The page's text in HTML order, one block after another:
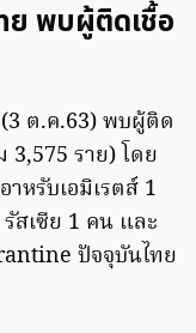
ย พบผู้ติดเชื้อ
ต.ค.63) พบผู้ติด
3,575 ราย) โดย
หรับเอมิเรตส์ 1
สเซีย 1 คน และ
ปัจจุบันไทย